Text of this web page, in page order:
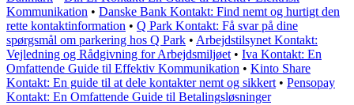
Kommunikation • Danske Bank Kontakt: Find nemt og hurtigt den
rette kontaktinformation • Q Park Kontakt: Få svar på dine
spørgsmål om parkering hos Q Park • Arbejdstilsynet Kontakt:
Vejledning og Rådgivning for Arbejdsmiljøet • Iva Kontakt: En
Omfattende Guide til Effektiv Kommunikation • Kinto Share
Kontakt: En guide til at dele kontakter nemt og sikkert • Pensopay
Kontakt: En Omfattende Guide til Betalingsløsninger